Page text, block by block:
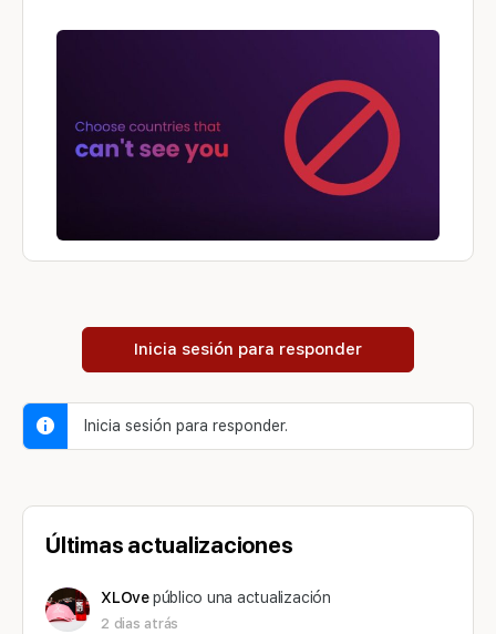
Inicia sesión para responder
Inicia sesión para responder.
Últimas actualizaciones
XLOvepúblico una actualización
2 dias atrás